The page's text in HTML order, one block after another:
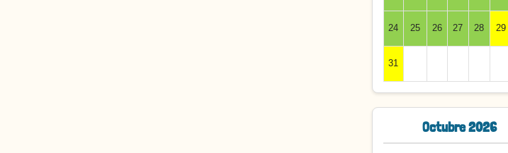
24 25 26 27 28 29
31
Octubre 2026